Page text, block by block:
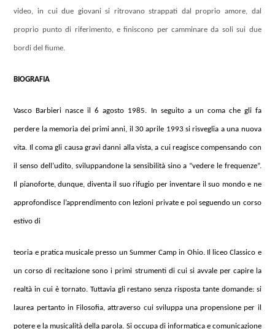
video, in cui due giovani si ritrovano strappati dal proprio amore, dal
proprio punto di riferimento, e finiscono per camminare da soli sui due
bordi del fiume.
BIOGRAFIA
Vasco Barbieri nasce il 6 agosto 1985. In seguito a un coma che gli fa
perdere la memoria dei primi anni, il 30 aprile 1993 si risveglia a una nuova
vita. Il coma gli causa gravi danni alla vista, a cui reagisce compensando con
il senso dell’udito, sviluppandone la sensibilità sino a “vedere le frequenze”.
Il pianoforte, dunque, diventa il suo rifugio per inventare il suo mondo e ne
approfondisce l’apprendimento con lezioni private e poi seguendo un corso
estivo di
teoria e pratica musicale presso un Summer Camp in Ohio. Il liceo Classico e
un corso di recitazione sono i primi strumenti di cui si avvale per capire la
realtà in cui è tornato. Tuttavia gli restano senza risposta tante domande: si
laurea pertanto in Filosofia, attraverso cui sviluppa una propensione per il
potere e la musicalità della parola. Si occupa di informatica e comunicazione